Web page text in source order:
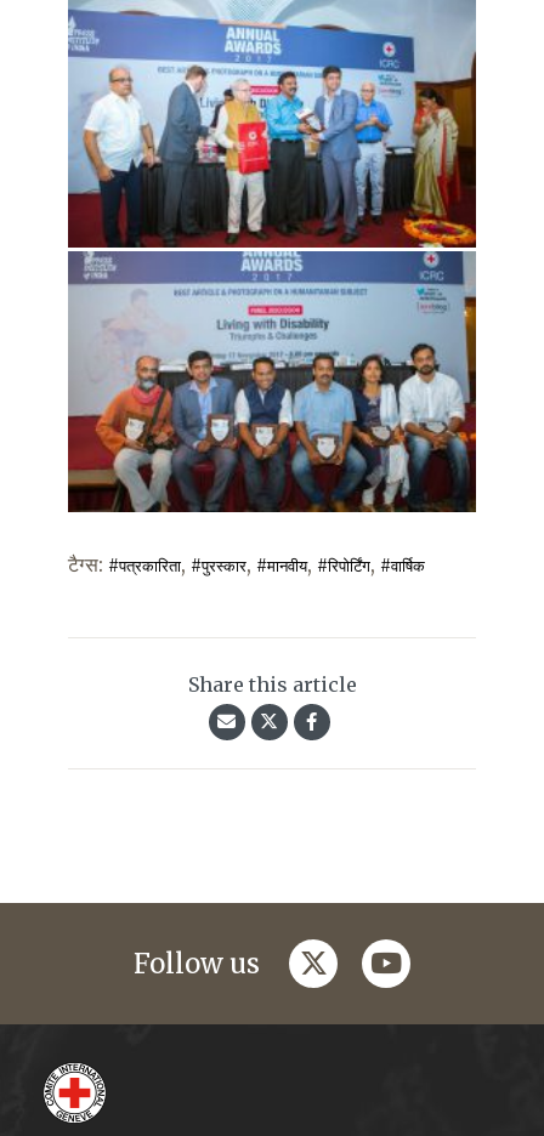
टैग्स: #पत्रकारिता, #पुरस्कार, #मानवीय, #रिपोर्टिंग, #वार्षिक
Share this article
Follow us twitteryoutube